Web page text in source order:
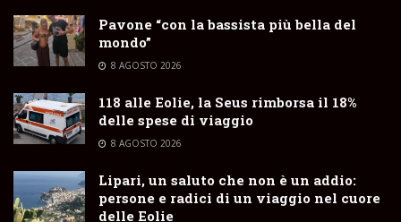
Pavone “con la bassista più bella del
mondo”
8 AGOSTO 2026
118 alle Eolie, la Seus rimborsa il 18%
delle spese di viaggio
8 AGOSTO 2026
Lipari, un saluto che non è un addio:
persone e radici di un viaggio nel cuore
delle Eolie